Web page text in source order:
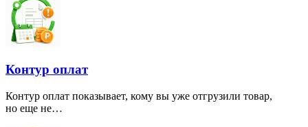
Контур оплат
Контур оплат показывает, кому вы уже отгрузили товар,
но еще не…